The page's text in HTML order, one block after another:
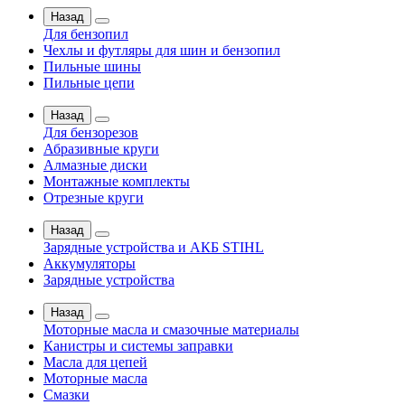
Назад
Для бензопил
Чехлы и футляры для шин и бензопил
Пильные шины
Пильные цепи
Назад
Для бензорезов
Абразивные круги
Алмазные диски
Монтажные комплекты
Отрезные круги
Назад
Зарядные устройства и АКБ STIHL
Аккумуляторы
Зарядные устройства
Назад
Моторные масла и смазочные материалы
Канистры и системы заправки
Масла для цепей
Моторные масла
Смазки